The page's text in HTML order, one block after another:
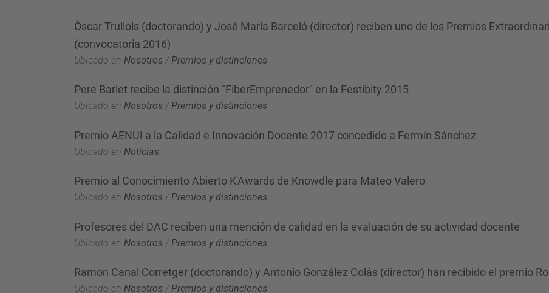
Òscar Trullols (doctorando) y José María Barceló (director) reciben uno de los Premios
(convocatoria 2016)
Ubicado en Nosotros / Premios y distinciones
Pere Barlet recibe la distinción "FiberEmprenedor" en la Festibity 2015
Ubicado en Nosotros /Premios y distinciones
Premio AENUI a la Calidad e Innovación Docente 2017 concedido a Fermín Sánchez
Ubicado en Noticias
Premio al Conocimiento Abierto K'Awards de Knowdle para Mateo Valero
Ubicado en Nosotros /Premios y distinciones
Profesores del DAC reciben una mención de calidad en la evaluación de su actividad docente
Ubicado en Nosotros / Premios y distinciones
Ramon Canal Corretger (doctorando) y Antonio González Colás (director) han recibido el premio
Ubicado en Nosotros /Premios y distinciones